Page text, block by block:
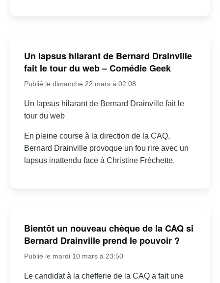
Un lapsus hilarant de Bernard Drainville
fait le tour du web – Comédie Geek
Publié le dimanche 22 mars à 02:08
Un lapsus hilarant de Bernard Drainville fait le
tour du web
En pleine course à la direction de la CAQ,
Bernard Drainville provoque un fou rire avec un
lapsus inattendu face à Christine Fréchette.
Bientôt un nouveau chèque de la CAQ si
Bernard Drainville prend le pouvoir ?
Publié le mardi 10 mars à 23:50
Le candidat à la chefferie de la CAQ a fait une